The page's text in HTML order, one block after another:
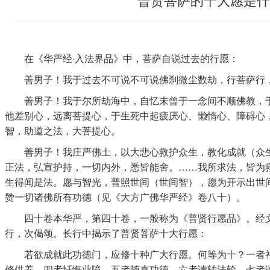
在《华严经·入法界品》中，菩萨自说过去的行愿：
善男子！我于过去不可说不可说佛刹微尘数劫，行菩萨行
善男子！我于尔所劫海中，自忆未曾于一念间不顺佛教，
他差别心，远离菩提心，于生死中起疲厌心、懒惰心、障碍
智，助道之法，大菩提心。
善男子！我庄严佛土，以大悲心救护众生，教化成就（众
正法，弘宣护持，一切内外，悉皆能舍。……我所求法，皆为
生得闻是法。愿与智光，普照世间（世间智），愿为开示出
赞一切诸佛所有功德（见《大方广佛华严经》卷八十）。
四十卷本华严，第四十卷，一般称为《普贤行愿品》。经
行，次偈颂。长行中揭示了普贤菩萨十大行愿：
若欲成就此功德门，应修十种广大行愿。何等为十？一者